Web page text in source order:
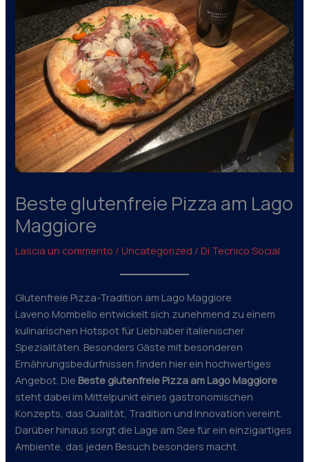
Beste glutenfreie Pizza am Lago
Maggiore
Lascia un commento /Uncategorized / Di Tecnico Social
Glutenfreie Pizza-Tradition am Lago Maggiore
Laveno Mombello entwickelt sich zunehmend zu einem
kulinarischen Hotspot für Liebhaber italienischer
Spezialitäten. Besonders Gäste mit besonderen
Ernährungsbedürfnissen finden hier ein hochwertiges
Angebot. Die Beste glutenfreie Pizza am Lago Maggiore
steht dabei im Mittelpunkt eines gastronomischen
Konzepts, das Qualität, Tradition und Innovation vereint.
Darüber hinaus sorgt die Lage am See für ein einzigartiges
Ambiente, das jeden Besuch besonders macht.